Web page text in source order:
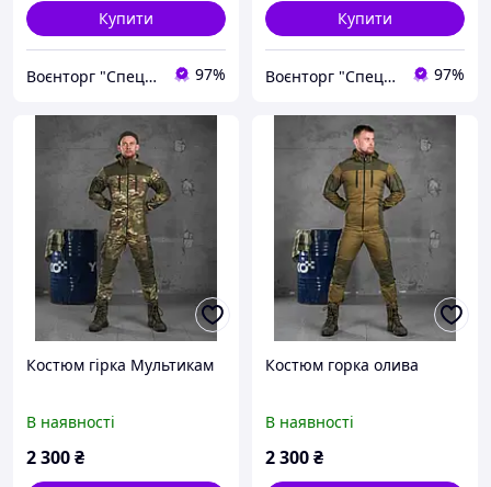
Купити
Воєнторг "Спецназ" - найкращий український військовий магазин — виробник! 97%
Купити
Воєнторг "Спецназ" - найкращий український військовий магазин — виробник! 97%
Костюм гірка Мультикам
В наявності
2 300₴
Костюм горка олива
В наявності
2 300₴